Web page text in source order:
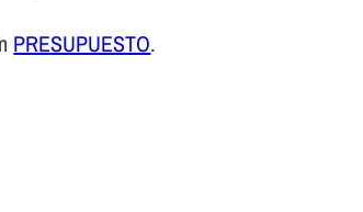
PRESUPUESTO.